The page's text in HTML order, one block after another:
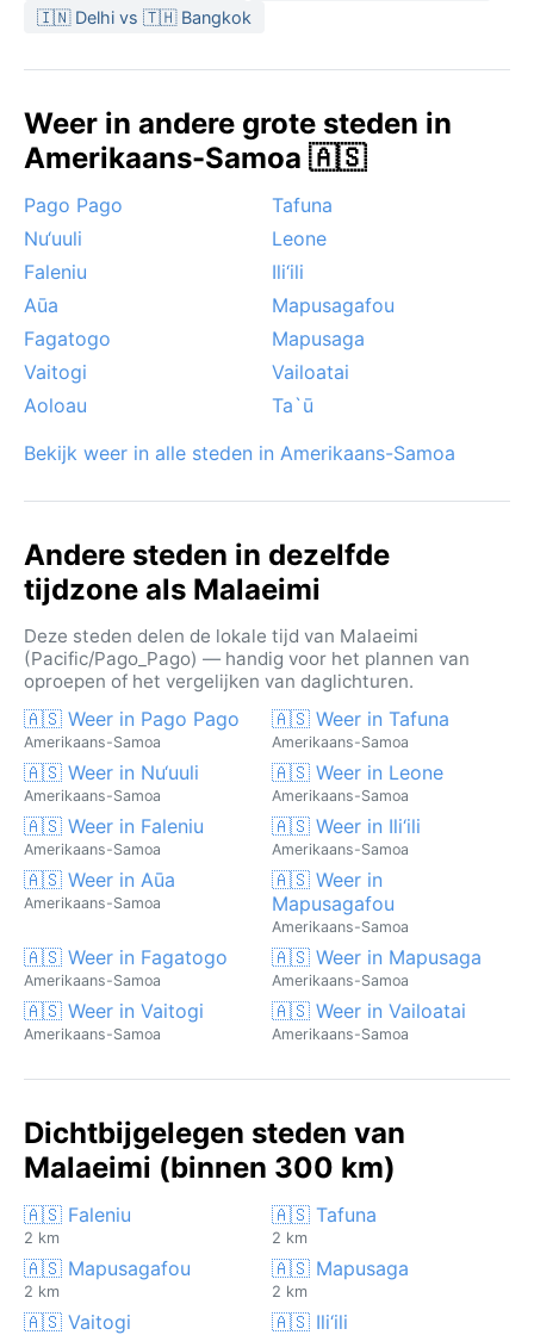
🇮🇳 Delhi vs 🇹🇭 Bangkok
Weer in andere grote steden in
Amerikaans-Samoa 🇦🇸
Pago Pago
Tafuna
Nu‘uuli
Leone
Faleniu
Ili‘ili
Aūa
Mapusagafou
Fagatogo
Mapusaga
Vaitogi
Vailoatai
Aoloau
Ta`ū
Bekijk weer in alle steden in Amerikaans-Samoa
Andere steden in dezelfde
tijdzone als Malaeimi
Deze steden delen de lokale tijd van Malaeimi
(Pacific/Pago_Pago) — handig voor het plannen van
oproepen of het vergelijken van daglichturen.
🇦🇸 Weer in Pago Pago
Amerikaans-Samoa
🇦🇸 Weer in Tafuna
Amerikaans-Samoa
🇦🇸 Weer in Nu‘uuli
Amerikaans-Samoa
🇦🇸 Weer in Leone
Amerikaans-Samoa
🇦🇸 Weer in Faleniu
Amerikaans-Samoa
🇦🇸 Weer in Ili‘ili
Amerikaans-Samoa
🇦🇸 Weer in Aūa
Amerikaans-Samoa
🇦🇸 Weer in
Mapusagafou
Amerikaans-Samoa
🇦🇸 Weer in Fagatogo
Amerikaans-Samoa
🇦🇸 Weer in Mapusaga
Amerikaans-Samoa
🇦🇸 Weer in Vaitogi
Amerikaans-Samoa
🇦🇸 Weer in Vailoatai
Amerikaans-Samoa
Dichtbijgelegen steden van
Malaeimi (binnen 300 km)
🇦🇸 Faleniu
2 km
🇦🇸 Tafuna
2 km
🇦🇸 Mapusagafou
2 km
🇦🇸 Mapusaga
2 km
🇦🇸 Vaitogi 🇦🇸 Ili‘ili